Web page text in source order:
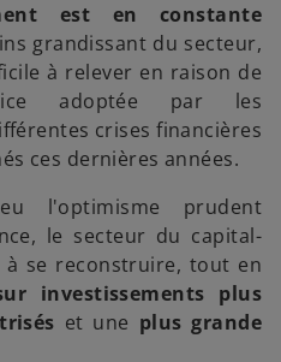
est en constante
grandissant du secteur,
à relever en raison de
adoptée par les
crises financières
ces dernières années.
l'optimisme prudent
le secteur du capital-
à se reconstruire, tout en
investissements plus
et une plus grande